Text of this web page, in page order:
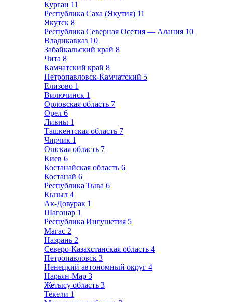
Курган 11
Республика Саха (Якутия) 11
Якутск 8
Республика Северная Осетия — Алания 10
Владикавказ 10
Забайкальский край 8
Чита 8
Камчатский край 8
Петропавловск-Камчатский 5
Елизово 1
Вилючинск 1
Орловская область 7
Орел 6
Ливны 1
Ташкентская область 7
Чирчик 1
Ошская область 7
Киев 6
Костанайская область 6
Костанай 6
Республика Тыва 6
Кызыл 4
Ак-Довурак 1
Шагонар 1
Республика Ингушетия 5
Магас 2
Назрань 2
Северо-Казахстанская область 4
Петропавловск 3
Ненецкий автономный округ 4
Нарьян-Мар 3
Жетысу область 3
Текели 1